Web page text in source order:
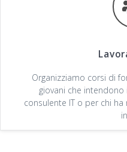
Organizziamo corsi di
giovani che
consulente IT o per chi